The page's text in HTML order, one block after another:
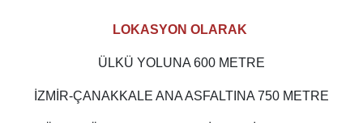
LOKASYON OLARAK
ÜLKÜ YOLUNA 600 METRE
İZMİR-ÇANAKKALE ANA ASFALTINA 750 METRE